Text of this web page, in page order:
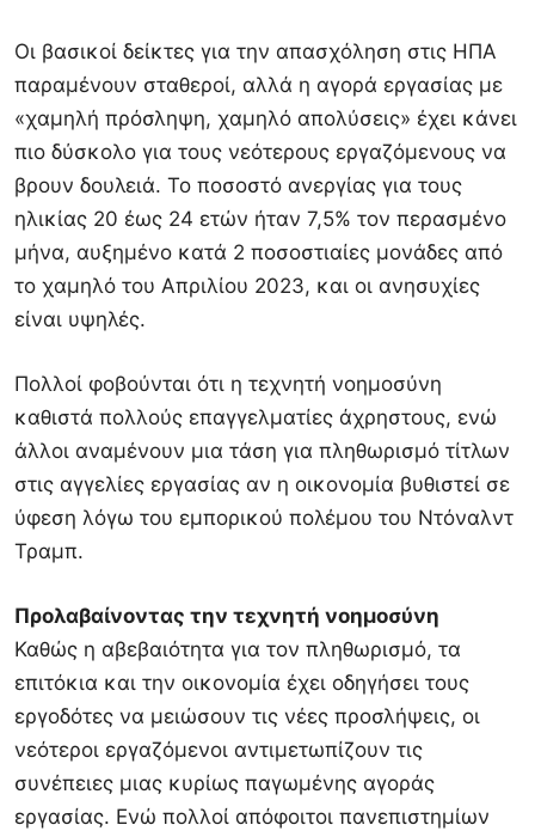
Οι βασικοί δείκτες για την απασχόληση στις ΗΠΑ
παραμένουν σταθεροί, αλλά η αγορά εργασίας με
«χαμηλή πρόσληψη, χαμηλό απολύσεις» έχει κάνει
πιο δύσκολο για τους νεότερους εργαζόμενους να
βρουν δουλειά. Το ποσοστό ανεργίας για τους
ηλικίας 20 έως 24 ετών ήταν 7,5% τον περασμένο
μήνα, αυξημένο κατά 2 ποσοστιαίες μονάδες από
το χαμηλό του Απριλίου 2023, και οι ανησυχίες
είναι υψηλές.
Πολλοί φοβούνται ότι η τεχνητή νοημοσύνη
καθιστά πολλούς επαγγελματίες άχρηστους, ενώ
άλλοι αναμένουν μια τάση για πληθωρισμό τίτλων
στις αγγελίες εργασίας αν η οικονομία βυθιστεί σε
ύφεση λόγω του εμπορικού πολέμου του Ντόναλντ
Τραμπ.
Προλαβαίνοντας την τεχνητή νοημοσύνη
Καθώς η αβεβαιότητα για τον πληθωρισμό, τα
επιτόκια και την οικονομία έχει οδηγήσει τους
εργοδότες να μειώσουν τις νέες προσλήψεις, οι
νεότεροι εργαζόμενοι αντιμετωπίζουν τις
συνέπειες μιας κυρίως παγωμένης αγοράς
εργασίας. Ενώ πολλοί απόφοιτοι πανεπιστημίων